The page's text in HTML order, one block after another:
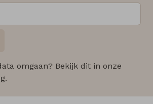
omgaan? Bekijk dit in onze